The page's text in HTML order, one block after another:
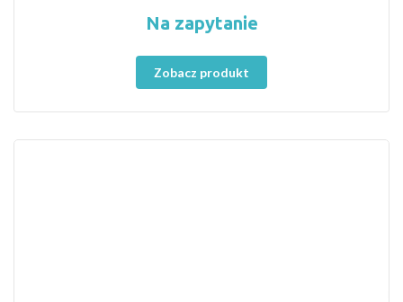
Na zapytanie
Zobacz produkt